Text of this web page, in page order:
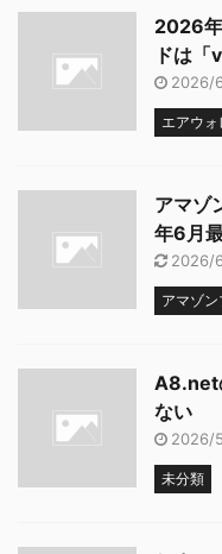
2026
ドは「
2026/
エアウ
アマゾ
年6月
2026/
アマゾ
A8.net
ない
2026/
未分類